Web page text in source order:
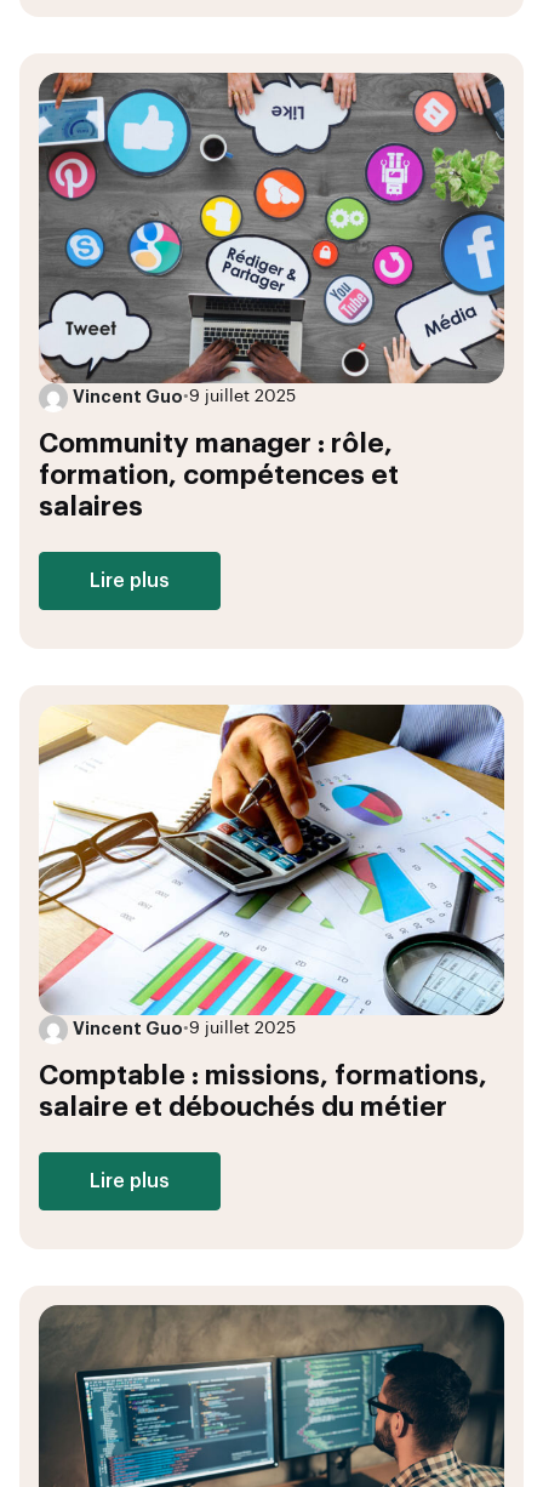
Vincent Guo•9 juillet 2025
Community manager : rôle,
formation, compétences et
salaires
Lire plus
Vincent Guo•9 juillet 2025
Comptable : missions, formations,
salaire et débouchés du métier
Lire plus